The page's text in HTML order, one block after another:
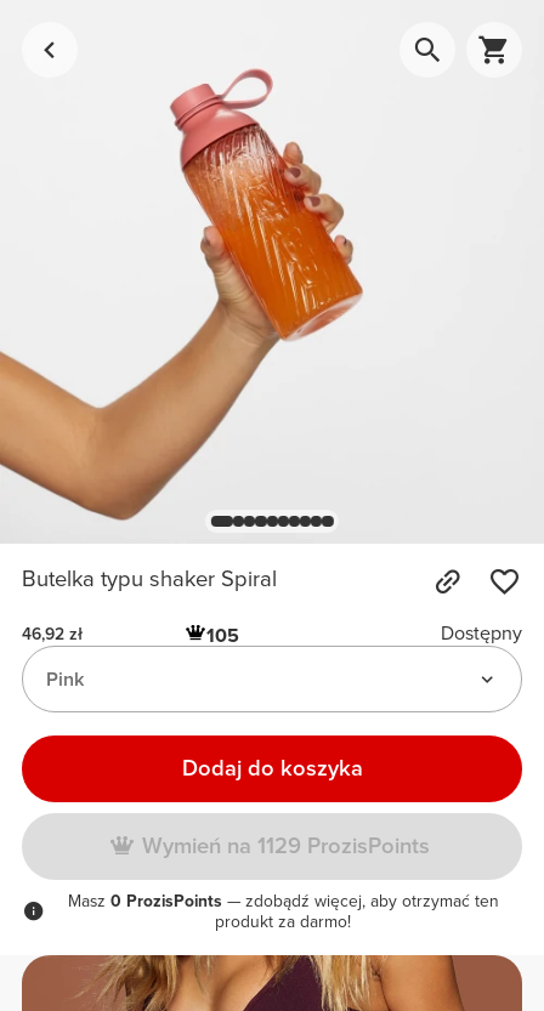
Butelka typu shaker Spiral
46,92 zł 105
Dostępny
Pink
Dodaj do koszyka
Wymień na 1129 ProzisPoints
Masz 0 ProzisPoints — zdobądź więcej, aby otrzymać ten
produkt za darmo!